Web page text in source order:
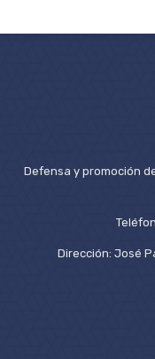
Defensa y promoción
Dirección: José